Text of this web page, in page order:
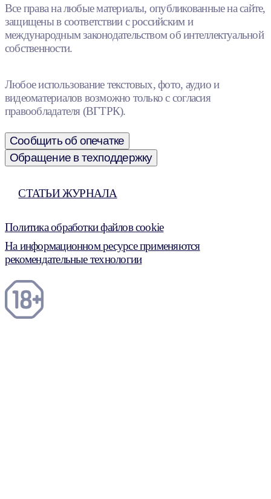
Все права на любые материалы, опубликованные на сайте,
защищены в соответствии с российским и
международным законодательством об интеллектуальной
собственности.
Любое использование текстовых, фото, аудио и
видеоматериалов возможно только с согласия
правообладателя (ВГТРК).
Сообщить об опечатке
Обращение в техподдержку
СТАТЬИ ЖУРНАЛА
Политика обработки файлов cookie
На информационном ресурсе применяются
рекомендательные технологии